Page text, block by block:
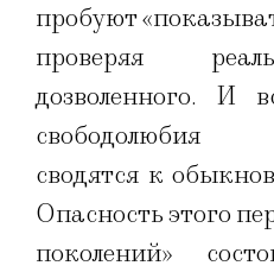
пробуют
проверяя
дозволенного. И
свободолюбия
сводятся к
Опасность этого
поколений»